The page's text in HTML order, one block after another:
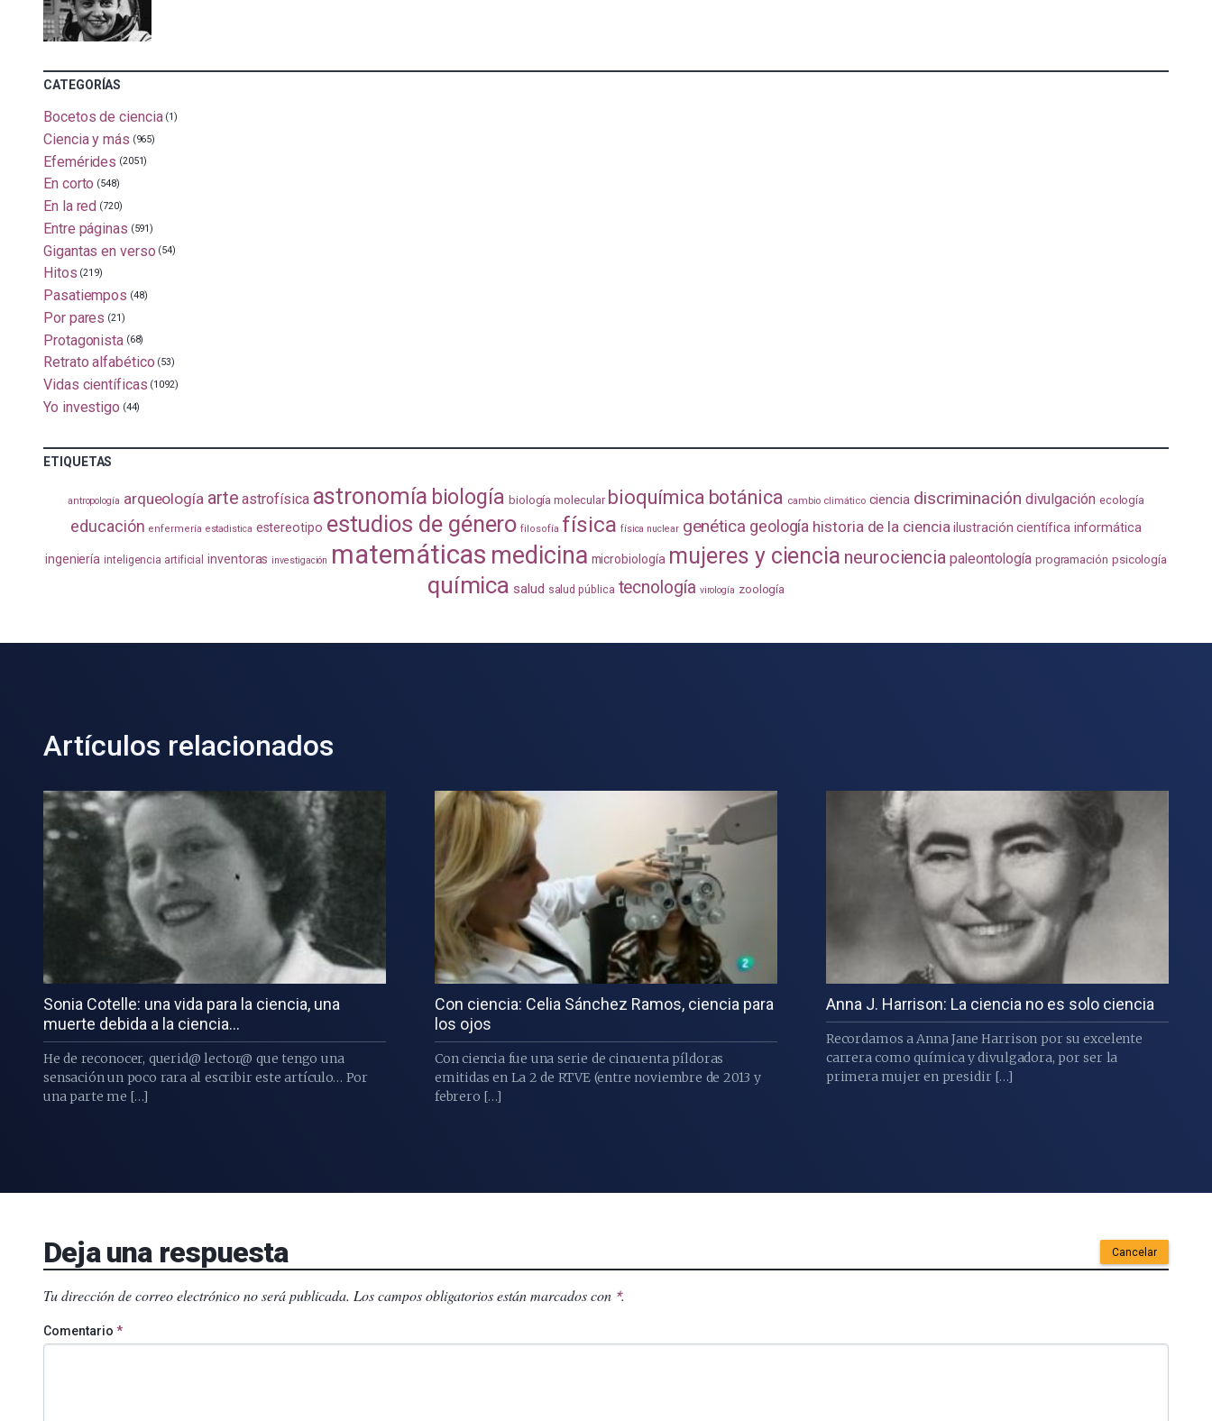
CATEGORÍAS
Bocetos de ciencia (1)
Ciencia y más (965)
Efemérides (2051)
En corto (548)
En la red (720)
Entre páginas (591)
Gigantas en verso (54)
Hitos (219)
Pasatiempos (48)
Por pares (21)
Protagonista (68)
Retrato alfabético (53)
Vidas científicas (1092)
Yo investigo (44)
ETIQUETAS
antropología arqueología arte astrofísica astronomía biología biología molecular bioquímica botánica cambio climático ciencia discriminación divulgación ecología
educación enfermería estadistica estereotipo estudios de género filosofía física física nuclear genética geología historia de la ciencia ilustración científica informática
ingeniería inteligencia artificial inventoras investigación matemáticas medicina microbiología mujeres y ciencia neurociencia paleontología programación psicología
química salud salud pública tecnología virología zoología
Artículos relacionados
Sonia Cotelle: una vida para la ciencia, una
muerte debida a la ciencia…
He de reconocer, querid@ lector@ que tengo una
sensación un poco rara al escribir este artículo… Por
una parte me […]
Con ciencia: Celia Sánchez Ramos, ciencia para
los ojos
Con ciencia fue una serie de cincuenta píldoras
emitidas en La 2 de RTVE (entre noviembre de 2013 y
febrero […]
Anna J. Harrison: La ciencia no es solo ciencia
Recordamos a Anna Jane Harrison por su excelente
carrera como química y divulgadora, por ser la
primera mujer en presidir […]
Deja una respuesta Cancelar
Tu dirección de correo electrónico no será publicada. Los campos obligatorios están marcados con *.
Comentario *